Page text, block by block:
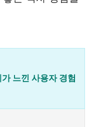
가 느낀 사용자 경험